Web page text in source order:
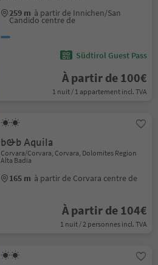
259 m à partir de Innichen/San
Candido centre de
Südtirol Guest Pass
À partir de 100€
1 nuit / 1 appartement incl. TVA
b&b Aquila
Corvara/Corvara, Corvara, Dolomites Region
Alta Badia
165 m à partir de Corvara centre de
À partir de 104€
1 nuit / 2 personnes incl. TVA